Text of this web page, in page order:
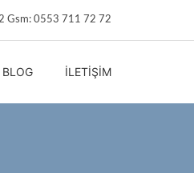
Gsm: 0553 711 72 72
BLOG İLETIŞIM